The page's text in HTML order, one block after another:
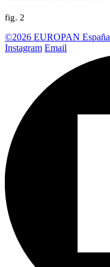
fig. 2
©2026 EUROPAN España
Instagram Email